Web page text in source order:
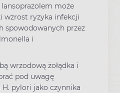
może
wzrost ryzyka infekcji
spowodowanych przez
i
wrzodową żołądka i
pod uwagę
pylori jako czynnika